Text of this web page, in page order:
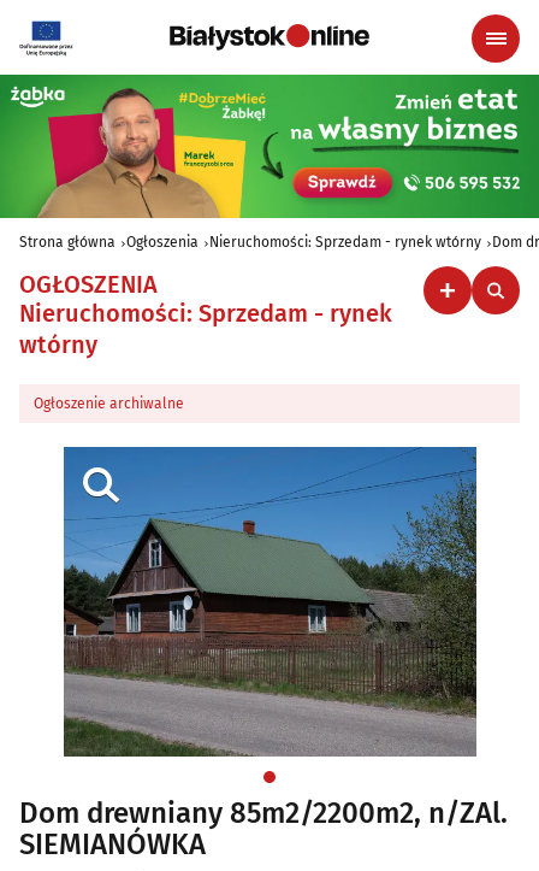
Strona główna Ogłoszenia Nieruchomości: Sprzedam - rynek wtórny Dom
OGŁOSZENIA
Nieruchomości: Sprzedam - rynek
wtórny
Ogłoszenie archiwalne
Dom drewniany 85m2/2200m2, n/ZAl.
SIEMIANÓWKA